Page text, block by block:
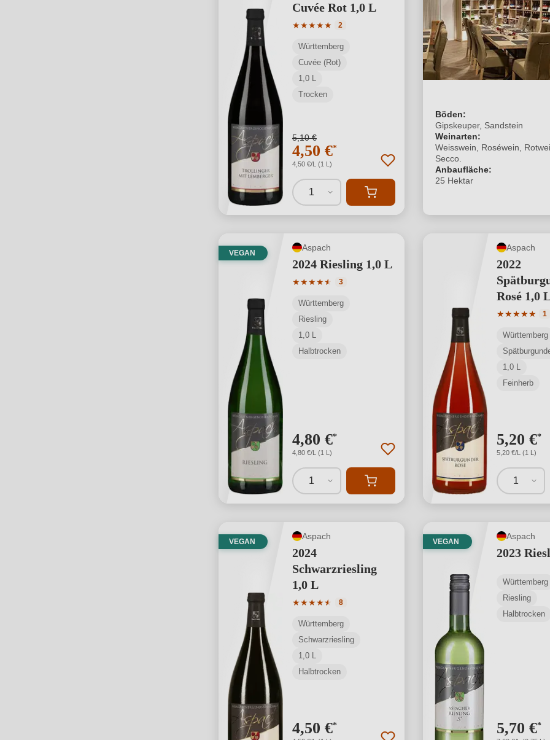
Cuvée Rot 1,0 L
★★★★★
Durchschnittliche Bewertung von 5 von 5 Sternen
2
Württemberg
Cuvée (Rot)
1,0 L
Trocken
5,10 €
4,50 €*
4,50 €/L (1 L)
1
Böden:
Gipskeuper, Sandstein
Weinarten:
Weisswein, Roséwein,
Secco.
Anbaufläche:
25 Hektar
VEGAN
Aspach
2024 Riesling 1,0 L
★★★★★
★
Durchschnittliche Bewertung von 4.67 von 5 Sternen
3
Württemberg
Riesling
1,0 L
Halbtrocken
4,80 €*
4,80 €/L (1 L)
1
Aspach
2022
Rosé 1,0
★★★★★ 1
Württemberg
1,0 L
Feinherb
5,20 €*
5,20 €/L (1 L)
1
VEGAN
Aspach
2024
Schwarzriesling
1,0 L
★★★★★
★
Durchschnittliche Bewertung von 4.75 von 5 Sternen
8
Württemberg
Schwarzriesling
1,0 L
Halbtrocken
4,50 €*
VEGAN
Aspach
2023
Württemberg
Riesling
Halbtrocken
5,70 €*